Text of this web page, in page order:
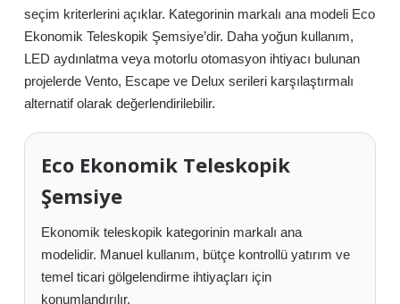
seçim kriterlerini açıklar. Kategorinin markalı ana modeli Eco
Ekonomik Teleskopik Şemsiye’dir. Daha yoğun kullanım,
LED aydınlatma veya motorlu otomasyon ihtiyacı bulunan
projelerde Vento, Escape ve Delux serileri karşılaştırmalı
alternatif olarak değerlendirilebilir.
Eco Ekonomik Teleskopik
Şemsiye
Ekonomik teleskopik kategorinin markalı ana
modelidir. Manuel kullanım, bütçe kontrollü yatırım ve
temel ticari gölgelendirme ihtiyaçları için
konumlandırılır.